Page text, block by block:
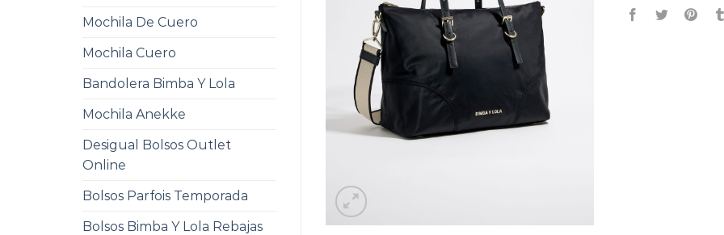
Mochila De Cuero
Mochila Cuero
Bandolera Bimba Y Lola
Mochila Anekke
Desigual Bolsos Outlet
Online
Bolsos Parfois Temporada
Bolsos Bimba Y Lola Rebajas